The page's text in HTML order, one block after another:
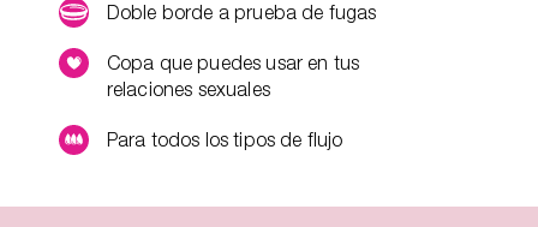
Doble borde a prueba de fugas
Copa que puedes usar en tus
relaciones sexuales
Para todos los tipos de flujo